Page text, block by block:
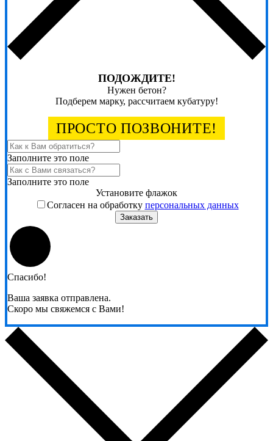
ПОДОЖДИТЕ!
Нужен бетон?
Подберем марку, рассчитаем кубатуру!
ПРОСТО ПОЗВОНИТЕ!
Заполните это поле
Заполните это поле
Установите флажок
Согласен на обработку персональных данных
Заказать
Спасибо!
Ваша заявка отправлена.
Скоро мы свяжемся с Вами!